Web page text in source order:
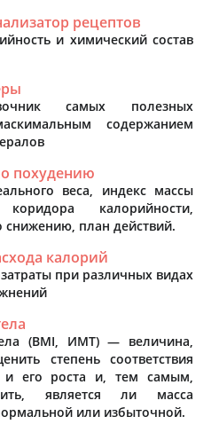
рецептов
и химический состав
самых полезных
содержанием
похудению
веса, индекс массы
калорийности,
снижению, план действий.
калорий
при различных видах
(BMI, ИМТ) — величина,
степень соответствия
и его роста и, тем самым,
является ли масса
или избыточной.